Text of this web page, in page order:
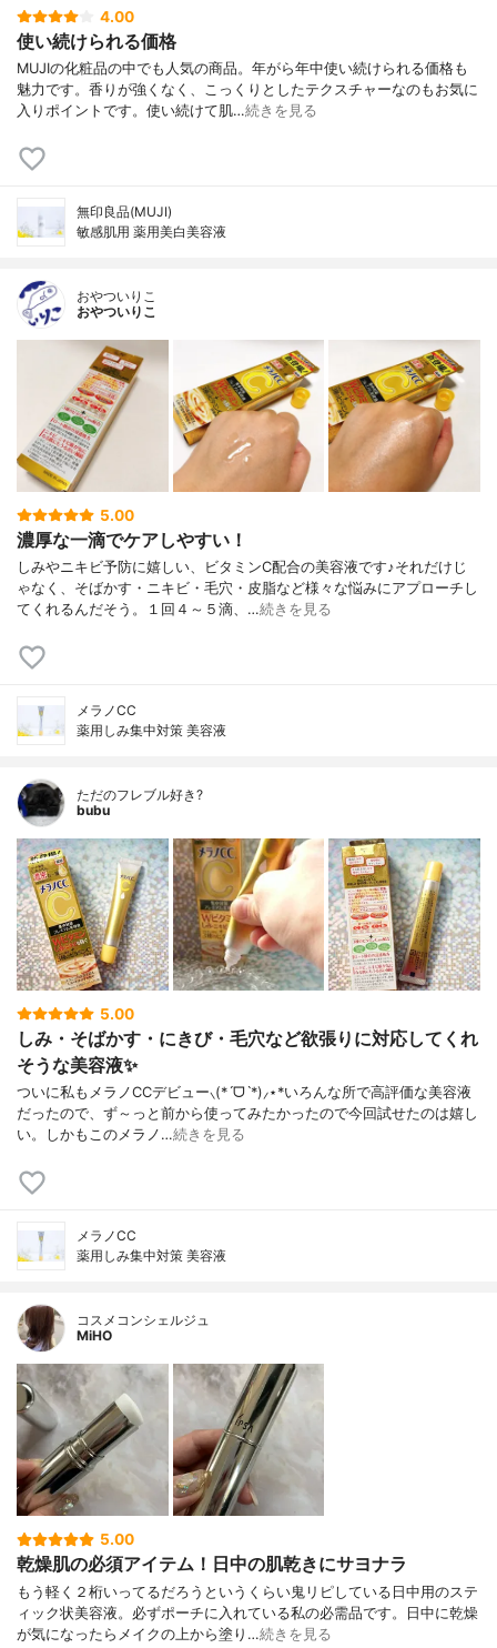
4.00
使い続けられる価格
MUJIの化粧品の中でも人気の商品。年がら年中使い続けられる価格も
魅力です。香りが強くなく、こっくりとしたテクスチャーなのもお気に
入りポイントです。使い続けて肌…続きを見る
無印良品(MUJI)
敏感肌用 薬用美白美容液
おやついりこ
おやついりこ
5.00
濃厚な一滴でケアしやすい！
しみやニキビ予防に嬉しい、ビタミンC配合の美容液です♪それだけじ
ゃなく、そばかす・ニキビ・毛穴・皮脂など様々な悩みにアプローチし
てくれるんだそう。１回４～５滴、…続きを見る
メラノCC
薬用しみ集中対策 美容液
ただのフレブル好き?
bubu
5.00
しみ・そばかす・にきび・毛穴など欲張りに対応してくれ
そうな美容液✨
ついに私もメラノCCデビュー⸜(*ˊᗜˋ*)⸝⋆*いろんな所で高評価な美容液
だったので、ず～っと前から使ってみたかったので今回試せたのは嬉し
い。しかもこのメラノ…続きを見る
メラノCC
薬用しみ集中対策 美容液
コスメコンシェルジュ
MiHO
5.00
乾燥肌の必須アイテム！日中の肌乾きにサヨナラ
もう軽く２桁いってるだろうというくらい鬼リピしている日中用のステ
ィック状美容液。必ずポーチに入れている私の必需品です。日中に乾燥
が気になったらメイクの上から塗り…続きを見る